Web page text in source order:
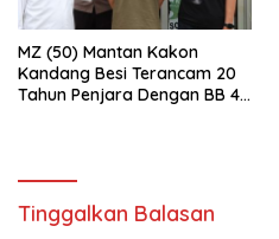
MZ (50) Mantan Kakon
Kandang Besi Terancam 20
Tahun Penjara Dengan BB 48
Tinggalkan Balasan